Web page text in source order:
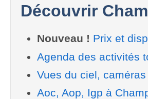
Découvrir
Nouveau ! Prix et
Agenda des activités
Vues du ciel,
Aoc, Aop, Igp à